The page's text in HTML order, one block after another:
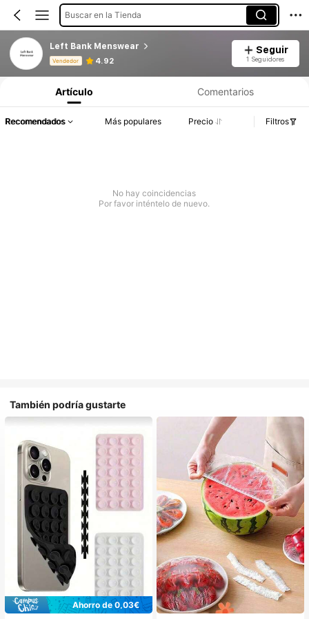
Buscar en la Tienda
Left Bank Menswear
Vendedor 4.92
Seguir
1 Seguidores
Artículo Comentarios
Recomendados Más populares Precio Filtros
No hay coincidencias
Por favor inténtelo de nuevo.
También podría gustarte
Ahorro de 0,03€